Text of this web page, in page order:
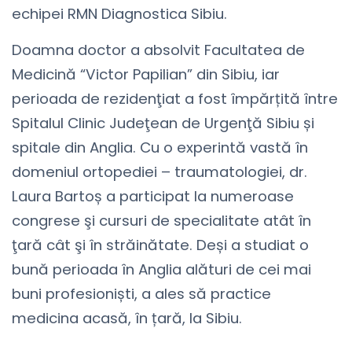
echipei RMN Diagnostica Sibiu.
Doamna doctor a absolvit Facultatea de
Medicină “Victor Papilian” din Sibiu, iar
perioada de rezidenţiat a fost împărțită între
Spitalul Clinic Judeţean de Urgenţă Sibiu și
spitale din Anglia. Cu o experintă vastă în
domeniul ortopediei – traumatologiei, dr.
Laura Bartoș a participat la numeroase
congrese şi cursuri de specialitate atât în
ţară cât şi în străinătate. Deși a studiat o
bună perioada în Anglia alături de cei mai
buni profesioniști, a ales să practice
medicina acasă, în țară, la Sibiu.